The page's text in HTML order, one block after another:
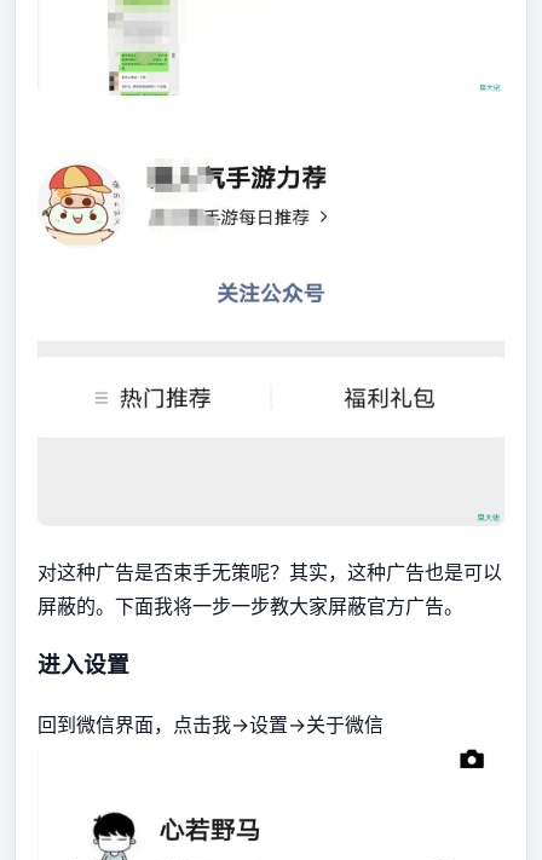
对这种广告是否束手无策呢？其实，这种广告也是可以
屏蔽的。下面我将一步一步教大家屏蔽官方广告。
进入设置
回到微信界面，点击我->设置->关于微信